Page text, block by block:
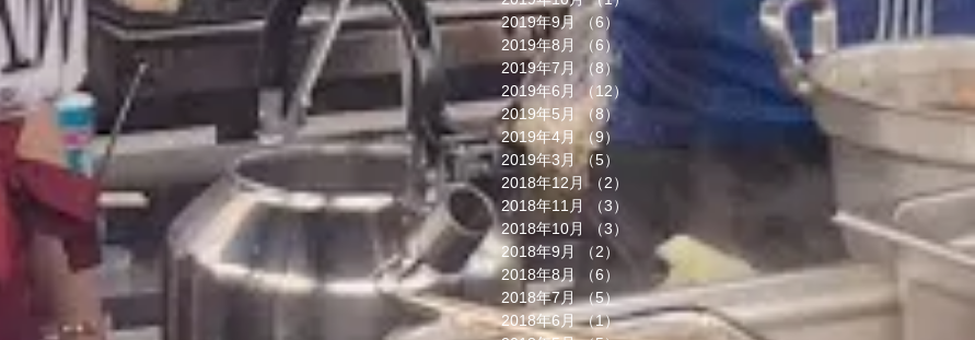
2019年9月
（6）6件の記事
2019年8月
（6）6件の記事
2019年7月 （8）8件の記事
2019年6月
（12）
12件の記事
2019年5月
（8）
2019年4月
（9）
9件の記事
2019年3月
（5）
2018年12月 （2）
2018年11月
（3）
2018年10月
（3）
2018年9月
（2）
2件の記事
2018年8月
（6）
6件の記事
2018年7月 （5）5件の記事
2018年6月 （1）1件の記事